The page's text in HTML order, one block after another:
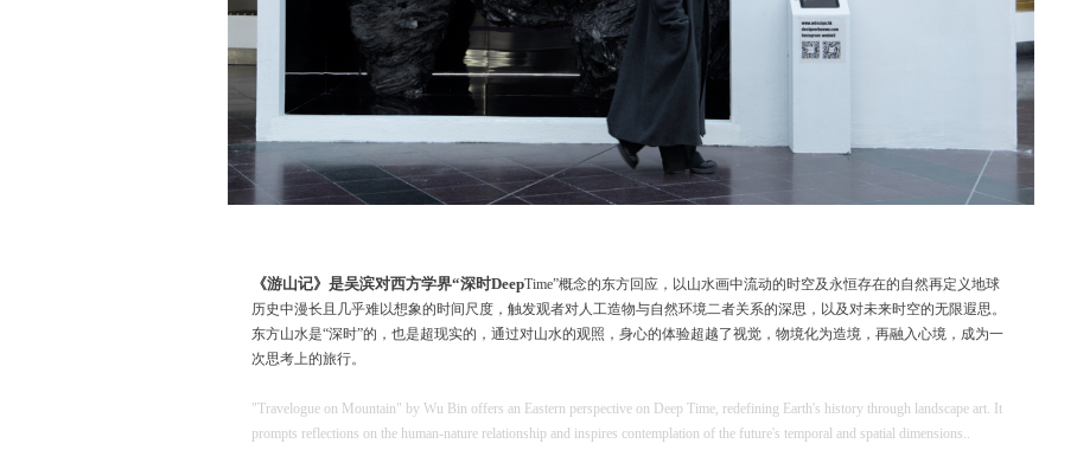
《游山记》是吴滨对西方学界“深时DeepTime”概念的东方回应，以山水画中流动的时空及永恒存在的自然再定义地球
历史中漫长且几乎难以想象的时间尺度，触发观者对人工造物与自然环境二者关系的深思，以及对未来时空的无限遐思。
东方山水是“深时”的，也是超现实的，通过对山水的观照，身心的体验超越了视觉，物境化为造境，再融入心境，成为一
次思考上的旅行。
"Travelogue on Mountain" by Wu Bin offers an Eastern perspective on Deep Time, redefining Earth's history through landscape art. It
prompts reflections on the human-nature relationship and inspires contemplation of the future's temporal and spatial dimensions..